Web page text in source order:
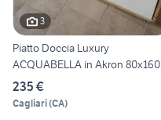
3
Piatto Doccia Luxury
ACQUABELLA in Akron 80x160
235 €
Cagliari(CA)